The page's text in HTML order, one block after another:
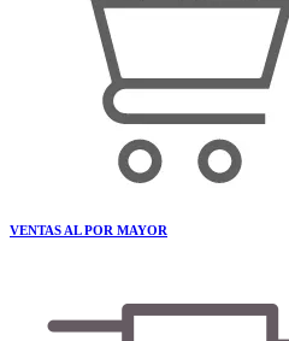
VENTAS AL POR MAYOR